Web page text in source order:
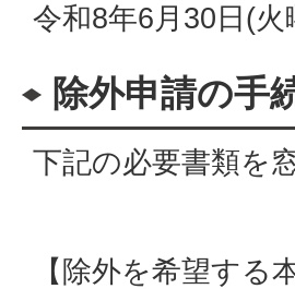
令和8年6月30日(
除外申請の手
下記の必要書類を
【除外を希望する